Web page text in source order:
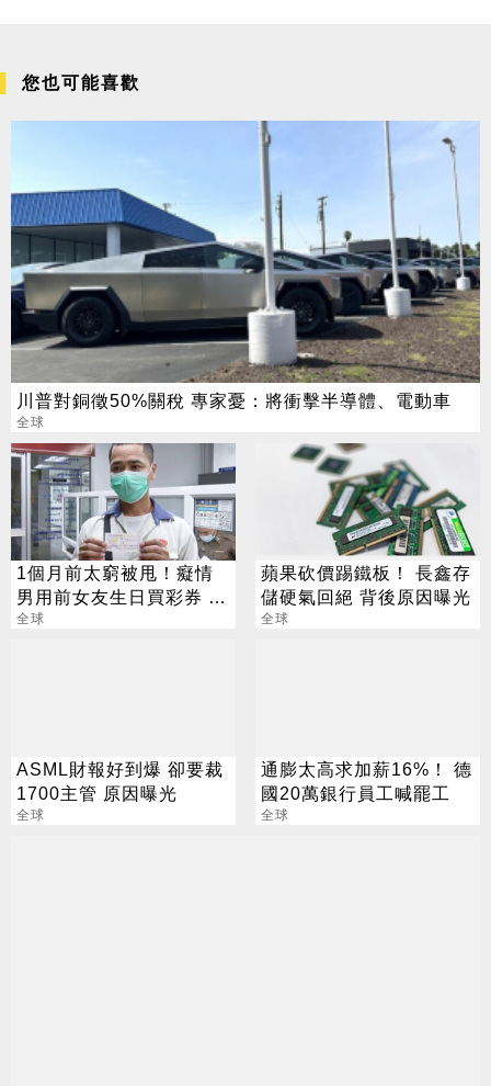
您也可能喜歡
川普對銅徵50%關稅 專家憂：將衝擊半導體、電動車
全球
1個月前太窮被甩！癡情
男用前女友生日買彩券 爽
中500萬
全球
蘋果砍價踢鐵板！ 長鑫存
儲硬氣回絕 背後原因曝光
全球
ASML財報好到爆 卻要裁
1700主管 原因曝光
全球
通膨太高求加薪16%！ 德
國20萬銀行員工喊罷工
全球